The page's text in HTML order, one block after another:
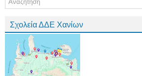
Σχολεία ΔΔΕ Χανίων